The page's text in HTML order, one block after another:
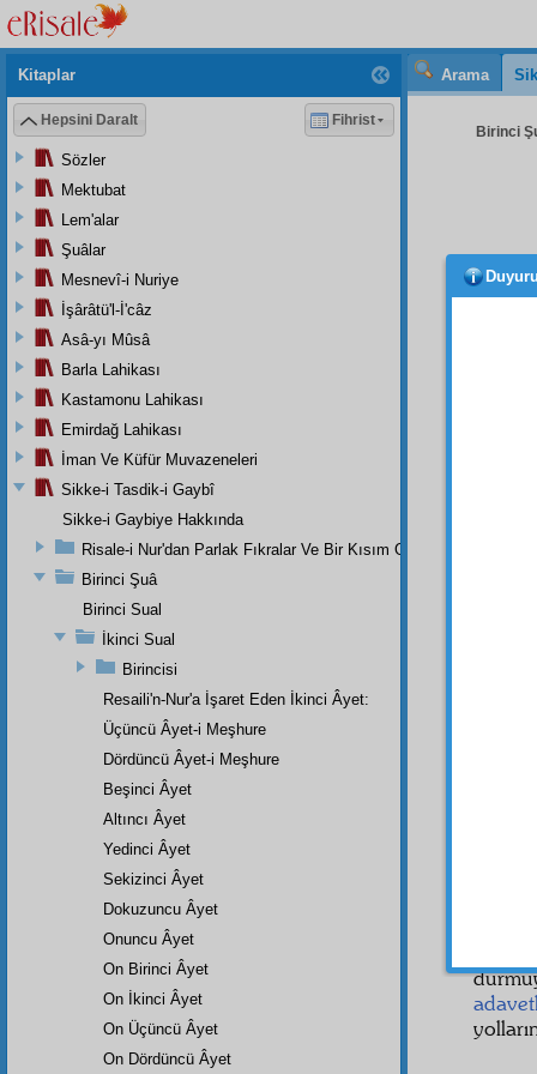
Arama
Birinci
en
Kitaplar
Hepsini Daralt Fihrist
Sözler
Mektubat
Lem'alar
Şuâlar
Mesnevî-i Nuriye
İşârâtü'l-İ'câz
Asâ-yı Mûsâ
Barla Lahikası
Kastamonu Lahikası
Emirdağ Lahikası
İman Ve Küfür Muvazeneleri
Sikke-i Tasdik-i Gaybî
Sikke-i Gaybiye Hakkında
Risale-i Nur'dan Parlak Fıkralar Ve Bir Kısım Güzel Mektuplar
Birinci Şuâ
Birinci Sual
İkinci Sual
Birincisi
Resaili'n-Nur'a İşaret Eden İkinci Âyet:
Üçüncü Âyet-i Meşhure
Dördüncü Âyet-i Meşhure
Beşinci Âyet
Altıncı Âyet
Yedinci Âyet
Sekizinci Âyet
Dokuzuncu Âyet
Onuncu Âyet
On Birinci Âyet
On İkinci Âyet
On Üçüncü Âyet
On Dördüncü Âyet
Duyuru